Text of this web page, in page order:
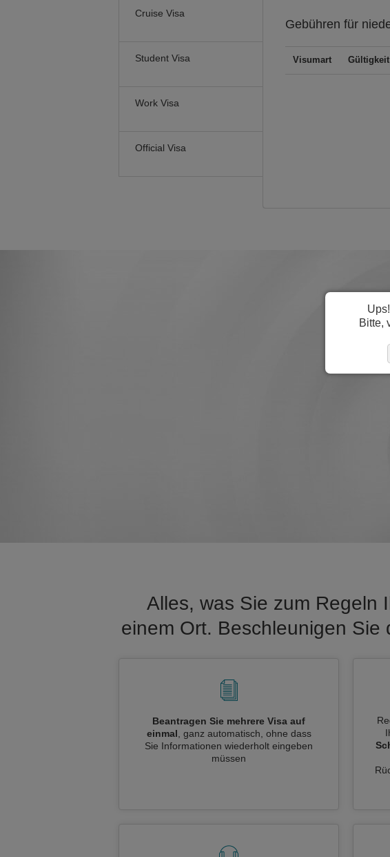
Cruise Visa
Student Visa
Work Visa
Official Visa
Gebühren für
Visumart Gültigkeit
Alles, was Sie zum Regeln
einem Ort. Beschleunigen Sie
Beantragen Sie mehrere Visa auf
einmal , ganz automatisch, ohne dass
Sie Informationen wiederholt eingeben
müssen
Bitte,